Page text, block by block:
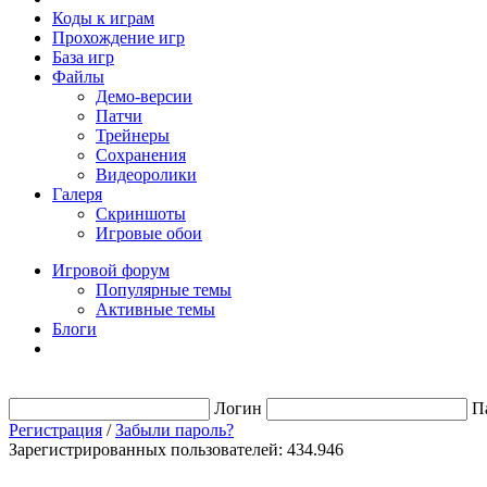
Коды к играм
Прохождение игр
База игр
Файлы
Демо-версии
Патчи
Трейнеры
Сохранения
Видеоролики
Галеря
Скриншоты
Игровые обои
Игровой форум
Популярные темы
Активные темы
Блоги
Логин
Регистрация /Забыли пароль?
Зарегистрированных пользователей: 434.946